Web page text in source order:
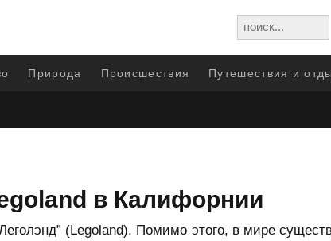
Природа Происшествия Путешествия и
в Калифорнии
(Legoland). Помимо этого, в мире